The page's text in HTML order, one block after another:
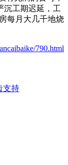
沉工期迟延，工
每月大几千地烧
790.html
支持